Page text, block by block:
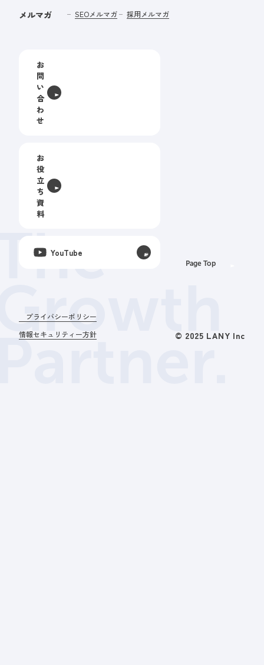
プライバシーポリシー
情報セキュリティー方針
© 2025 LANY Inc
メルマガ
SEOメルマガ 採用メルマガ
お
問
い
合
わ
せ
お
役
立
ち
資
料
YouTube
Page Top